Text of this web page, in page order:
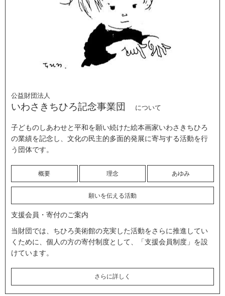
公益財団法人
いわさきちひろ記念事業団 について
子どものしあわせと平和を願い続けた絵本画家いわさきちひろ
の業績を記念し、文化の民主的多面的発展に寄与する活動を行
う団体です。
概要 理念 あゆみ
願いを伝える活動
支援会員・寄付のご案内
当財団では、ちひろ美術館の充実した活動をさらに推進してい
くために、個人の方の寄付制度として、「支援会員制度」を設
けています。
さらに詳しく